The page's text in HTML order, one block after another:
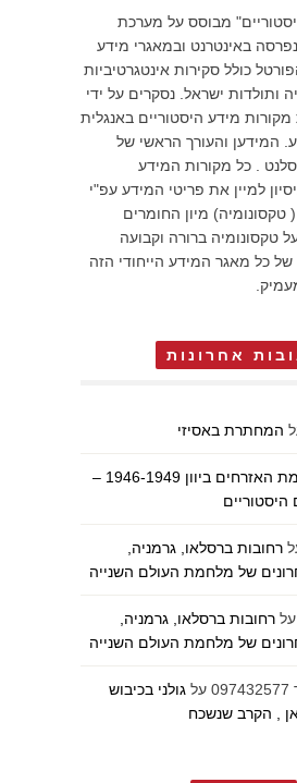
מבוסס על מערכת
באינטרנט ובמאגרי מידע
כולל סקירות אינטגרטיביות
ותולדות ישראל. נסקרים על ידי
מידע היסטוריים באנגלית
המידען והעורך הראשי של
. כל מקורות המידע
למיין את פריטי המידע עפ"י
טקסונומיה) מיון החומרים
טקסונומיה ברורה וקבועה
של כל מאגר המידע הייחודי הזה
אחרונות
המחתרת באסיזי
מלחמת האזרחים ביוון 1946-1949 –
היסטוריים
רחובות ברסלאו, גרמניה,
של מלחמת העולם השנייה
על רחובות ברסלאו, גרמניה,
של מלחמת העולם השנייה
על גולני בכיבוש
, הקרב שנשכח